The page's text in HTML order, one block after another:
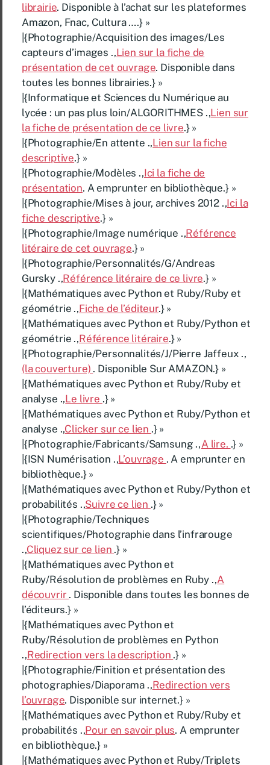
librairie. Disponible à l’achat sur les plateformes
Amazon, Fnac, Cultura ….} »
|{Photographie/Acquisition des images/Les
capteurs d’images .,Lien sur la fiche de
présentation de cet ouvrage. Disponible dans
toutes les bonnes librairies.} »
|{Informatique et Sciences du Numérique au
lycée : un pas plus loin/ALGORITHMES .,Lien sur
la fiche de présentation de ce livre.} »
|{Photographie/En attente .,Lien sur la fiche
descriptive.} »
|{Photographie/Modèles .,Ici la fiche de
présentation. A emprunter en bibliothèque.} »
|{Photographie/Mises à jour, archives 2012 .,Ici la
fiche descriptive.} »
|{Photographie/Image numérique .,Référence
litéraire de cet ouvrage.} »
|{Photographie/Personnalités/G/Andreas
Gursky .,Référence litéraire de ce livre.} »
|{Mathématiques avec Python et Ruby/Ruby et
géométrie .,Fiche de l’éditeur.} »
|{Mathématiques avec Python et Ruby/Python et
géométrie .,Référence litéraire.} »
|{Photographie/Personnalités/J/Pierre Jaffeux .,
(la couverture) . Disponible Sur AMAZON.} »
|{Mathématiques avec Python et Ruby/Ruby et
analyse .,Le livre .} »
|{Mathématiques avec Python et Ruby/Python et
analyse .,Clicker sur ce lien .} »
|{Photographie/Fabricants/Samsung .,A lire. .} »
|{ISN Numérisation .,L’ouvrage . A emprunter en
bibliothèque.} »
|{Mathématiques avec Python et Ruby/Python et
probabilités .,Suivre ce lien .} »
|{Photographie/Techniques
scientifiques/Photographie dans l’infrarouge
.,Cliquez sur ce lien .} »
|{Mathématiques avec Python et
Ruby/Résolution de problèmes en Ruby .,A
découvrir . Disponible dans toutes les bonnes de
l’éditeurs.} »
|{Mathématiques avec Python et
Ruby/Résolution de problèmes en Python
.,Redirection vers la description .} »
|{Photographie/Finition et présentation des
photographies/Diaporama .,Redirection vers
l’ouvrage. Disponible sur internet.} »
|{Mathématiques avec Python et Ruby/Ruby et
probabilités .,Pour en savoir plus. A emprunter
en bibliothèque.} »
|{Mathématiques avec Python et Ruby/Triplets